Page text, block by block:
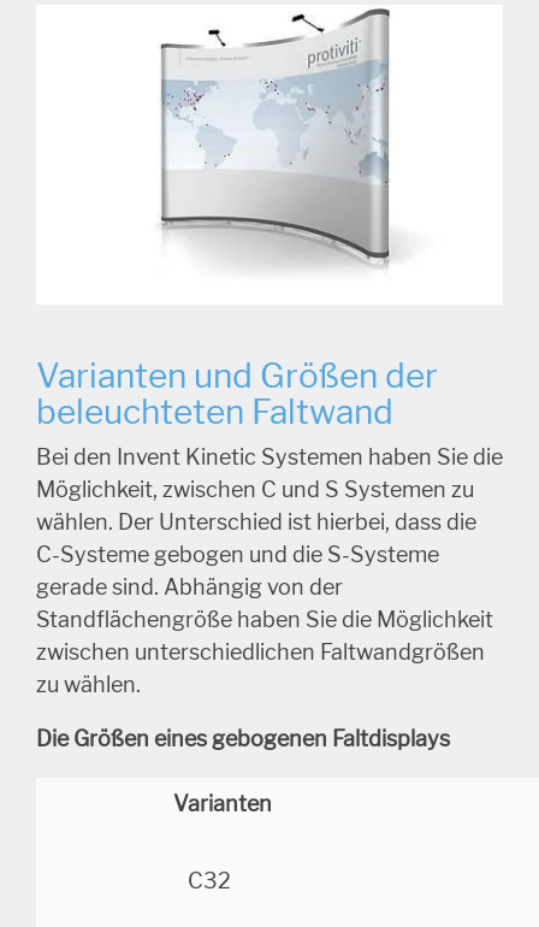
Varianten und Größen der
beleuchteten Faltwand
Bei den Invent Kinetic Systemen haben Sie die
Möglichkeit, zwischen C und S Systemen zu
wählen. Der Unterschied ist hierbei, dass die
C-Systeme gebogen und die S-Systeme
gerade sind. Abhängig von der
Standflächengröße haben Sie die Möglichkeit
zwischen unterschiedlichen Faltwandgrößen
zu wählen.
Die Größen eines gebogenen Faltdisplays
Varianten
C32